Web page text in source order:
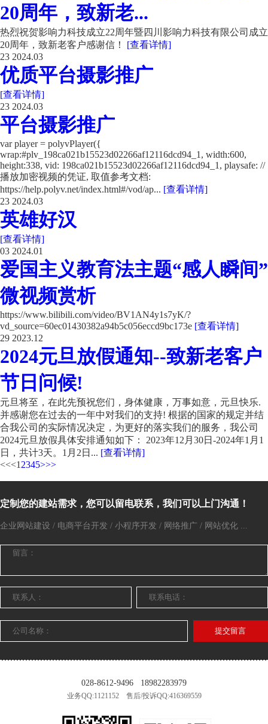
20周年，致新老...
热烈祝贺影响力科技成立22周年暨四川影响力科技有限公司成立
20周年，致新老客户感谢信！ [查看详情]
23 2024.03
优质平台摄影推广
[查看详情]
23 2024.03
平台摄影推广
var player = polyvPlayer({
wrap:#plv_198ca021b15523d02266af12116dcd94_1, width:600,
height:338, vid: 198ca021b15523d02266af12116dcd94_1, playsafe: //
播放加密视频的凭证, 取值参考文档:
https://help.polyv.net/index.html#/vod/ap... [查看详情]
23 2024.03
英雄好汉
[查看详情]
03 2024.01
爱国主义教育法主题“感人瞬间”
微视频赏析
https://www.bilibili.com/video/BV1AN4y1s7yK/?
vd_source=60ec01430382a94b5c056eccd9bc173e [查看详情]
29 2023.12
2024元旦放假通知--致新老客户
节日问候!
元旦将至，在此先预祝您们，身体健康，万事如意，元旦快乐.
并感谢您在过去的一年中对我们的支持! 根据的国家的规定并结
合我公司的实际情况决定，为更好的落实我们的服务，我公司
2024元旦放假具体安排通知如下： 2023年12月30日-2024年1月1
日，共计3天。1月2日... [查看详情]
<<<1 2345>>>
定制您的建站需求，您可以留电联系，我们可以上门沟通！
企业网站建设 / 电商平台开发 / 小程序开发 / 网络推广 / 网站优化 ...
提交留言
028-8612-9496 18982283979
业务QQ:1121152 售后/投诉QQ:416369559